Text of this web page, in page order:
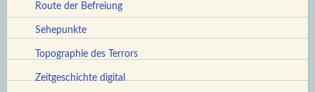
Route der Befreiung
Sehepunkte
Topographie des Terrors
Zeitgeschichte digital